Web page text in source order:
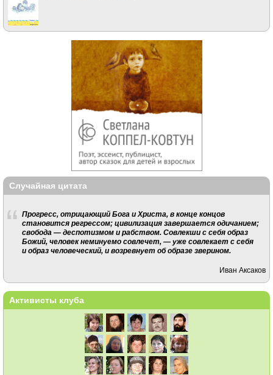
Случайная цитата
Прогресс, отрицающий Бога и Христа, в конце концов
становится регрессом; цивилизация завершается одичанием;
свобода — деспотизмом и рабством. Совлекши с себя образ
Божий, человек неминуемо совлечет, — уже совлекает с себя
и образ человеческий, и возревнует об образе зверином.
Иван Аксаков
Активисты клуба